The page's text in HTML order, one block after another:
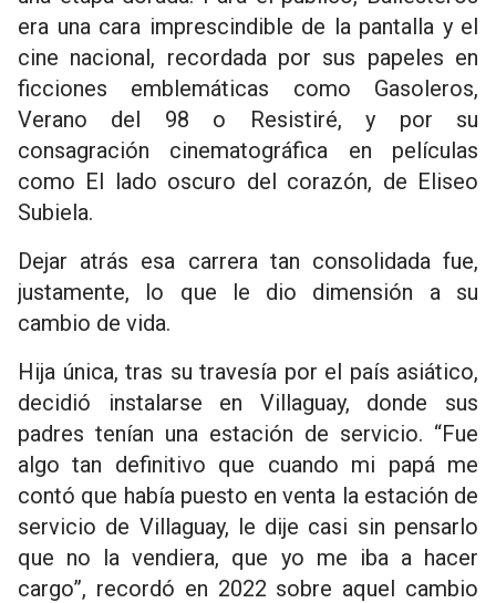
era una cara imprescindible de la pantalla y el
cine nacional, recordada por sus papeles en
ficciones emblemáticas como Gasoleros,
Verano del 98 o Resistiré, y por su
consagración cinematográfica en películas
como El lado oscuro del corazón, de Eliseo
Subiela.
Dejar atrás esa carrera tan consolidada fue,
justamente, lo que le dio dimensión a su
cambio de vida.
Hija única, tras su travesía por el país asiático,
decidió instalarse en Villaguay, donde sus
padres tenían una estación de servicio. “Fue
algo tan definitivo que cuando mi papá me
contó que había puesto en venta la estación de
servicio de Villaguay, le dije casi sin pensarlo
que no la vendiera, que yo me iba a hacer
cargo”, recordó en 2022 sobre aquel cambio